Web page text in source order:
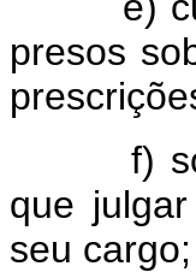
presos
f)
que
seu cargo;